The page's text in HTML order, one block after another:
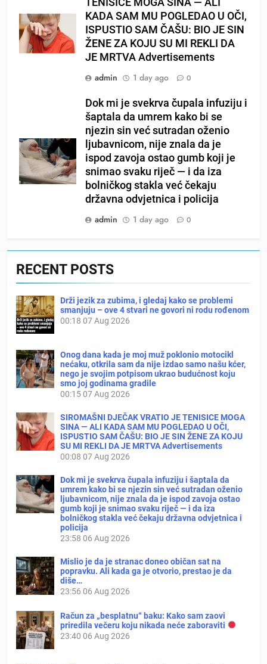
KADA SAM MU POGLEDAO U OČI,
ISPUSTIO SAM ČAŠU: BIO JE SIN
ŽENE ZA KOJU SU MI REKLI DA
JE MRTVA Advertisements
admin
1 day ago 0
Dok mi je svekrva čupala infuziju i
šaptala da umrem kako bi se
njezin sin već sutradan oženio
ljubavnicom, nije znala da je
ispod zavoja ostao gumb koji je
snimao svaku riječ — i da iza
bolničkog stakla već čekaju
državna odvjetnica i policija
admin
1 day ago 0
RECENT POSTS
Drži jezik za zubima, i gledaj kako se problemi
smanjuju – ove 4 stvari ne govori ni rodu rođenom
00:18 07 Aug 2026
Onog dana kada je moj muž poklonio motocikl
nećaku, otkrila sam da nije izdao samo našu kćer,
nego je svojim potpisom ukrao budućnost koju
smo joj godinama gradile
00:1507 Aug 2026
SIROMAŠNI DJEČAK VRATIO JE TENISICE MOGA
SINA — ALI KADA SAM MU POGLEDAO U OČI,
ISPUSTIO SAM ČAŠU: BIO JE SIN ŽENE ZA KOJU
SU MI REKLI DA JE MRTVA Advertisements
00:08 07 Aug 2026
Dok mi je svekrva čupala infuziju i šaptala da
umrem kako bi se njezin sin već sutradan oženio
ljubavnicom, nije znala da je ispod zavoja ostao
gumb koji je snimao svaku riječ — i da iza
bolničkog stakla već čekaju državna odvjetnica i
policija
23:58 06 Aug 2026
Mislio je da je stranac doneo običan sat na
popravku. Ali kada ga je otvorio, prestao je da
diše…
23:56 06 Aug 2026
Račun za „besplatnu“ baku: Kako sam zaovi
priredila večeru koju nikada neće zaboraviti
23:40 06 Aug 2026